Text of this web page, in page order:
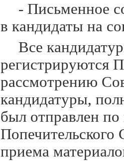
- Письменное
в кандидаты на
Все
регистрируются
рассмотрению
кандидатуры,
был отправлен по
Попечительского
приема